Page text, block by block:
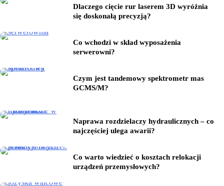
Dlaczego cięcie rur laserem 3D wyróżnia
się doskonałą precyzją?
Co wchodzi w skład wyposażenia
serwerowni?
Czym jest tandemowy spektrometr mas
GCMS/M?
Naprawa rozdzielaczy hydraulicznych – co
najczęściej ulega awarii?
Co warto wiedzieć o kosztach relokacji
urządzeń przemysłowych?